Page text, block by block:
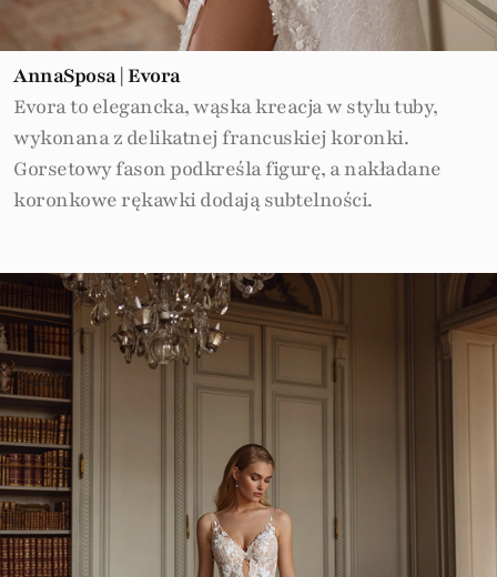
AnnaSposa | Evora
Evora to elegancka, wąska kreacja w stylu tuby,
wykonana z delikatnej francuskiej koronki.
Gorsetowy fason podkreśla figurę, a nakładane
koronkowe rękawki dodają subtelności.